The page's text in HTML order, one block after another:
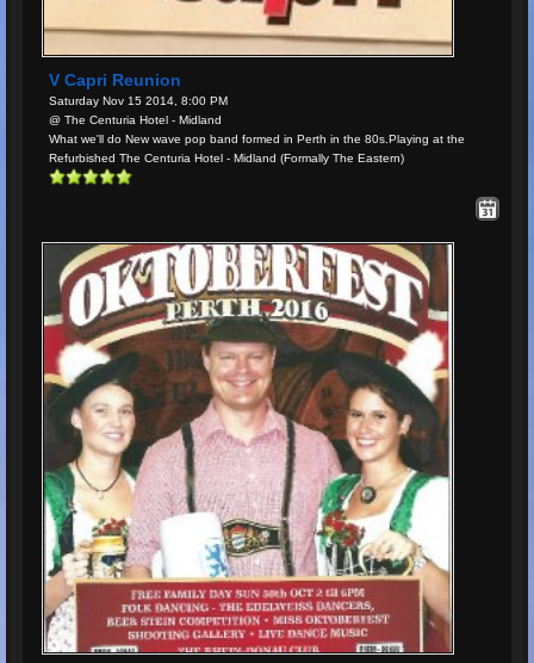
V Capri Reunion
Saturday Nov 15 2014, 8:00 PM
@ The Centuria Hotel - Midland
What we'll do New wave pop band formed in Perth in the 80s.Playing at the
Refurbished The Centuria Hotel - Midland (Formally The Eastern)